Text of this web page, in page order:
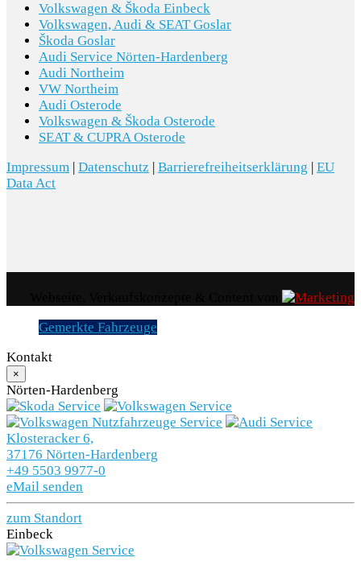
Volkswagen & Škoda Einbeck
Volkswagen, Audi & SEAT Goslar
Škoda Goslar
Audi Service Nörten-Hardenberg
Audi Northeim
VW Northeim
Audi Osterode
Volkswagen & Škoda Osterode
SEAT & CUPRA Osterode
Impressum | Datenschutz | Barrierefreiheitserklärung | EU
Data Act
Gemerkte Fahrzeuge
Kontakt
×
Nörten-Hardenberg
Klosteracker 6,
37176 Nörten-Hardenberg
+49 5503 9977-0
eMail senden
zum Standort
Einbeck